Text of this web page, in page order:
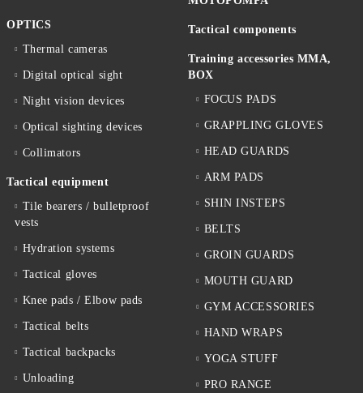
OPTICS
Thermal cameras
Digital optical sight
Night vision devices
Optical sighting devices
Collimators
Tactical equipment
Tile bearers / bulletproof
vests
Hydration systems
Tactical gloves
Knee pads / Elbow pads
Tactical belts
Tactical backpacks
Unloading
Tactical components
Training accessories MMA,
BOX
FOCUS PADS
GRAPPLING GLOVES
HEAD GUARDS
ARM PADS
SHIN INSTEPS
BELTS
GROIN GUARDS
MOUTH GUARD
GYM ACCESSORIES
HAND WRAPS
YOGA STUFF
PRO RANGE